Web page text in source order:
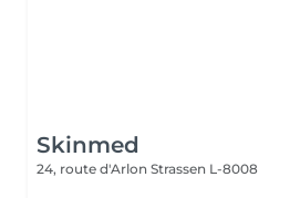
Skinmed
24, route d'Arlon Strassen L-8008